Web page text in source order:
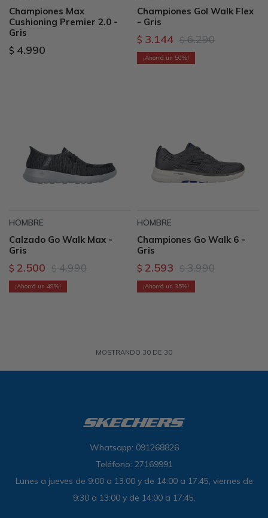
Championes Max
Cushioning Premier 2.0 -
Gris
$ 4.990
Championes Gol Walk Flex
- Gris
$ 3.144 $ 6.290
50
HOMBRE
Calzado Go Walk Max -
Gris
$ 2.500 $ 4.990
49
HOMBRE
Championes Go Walk 6 -
Gris
$ 2.593 $ 3.990
35
MOSTRANDO 30 DE 30
Whatsapp: 091268826
Teléfono: 27169991
Lunes a jueves de 9:00 a 13:00 y de 14:00 a 17:45, viernes de
9:30 a 13:00 y de 14:00 a 17:45.